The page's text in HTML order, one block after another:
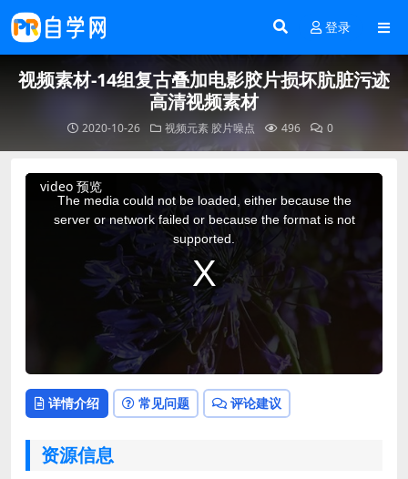
登录
视频素材-14组复古叠加电影胶片损坏肮脏污迹
高清视频素材
2020-10-26 视频元素 胶片噪点 496 0
video 预览
This
The media could not be loaded, either because the
server or network failed or because the format is not
supported.
详情介绍 常见问题 评论建议
资源信息